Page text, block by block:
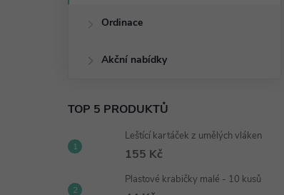
Ordinace
Akční nabídky
TOP 5 PRODUKTŮ
Leštící kartáček z umělých vláken
155 Kč
Plastové krabičky malé - 10 kusů